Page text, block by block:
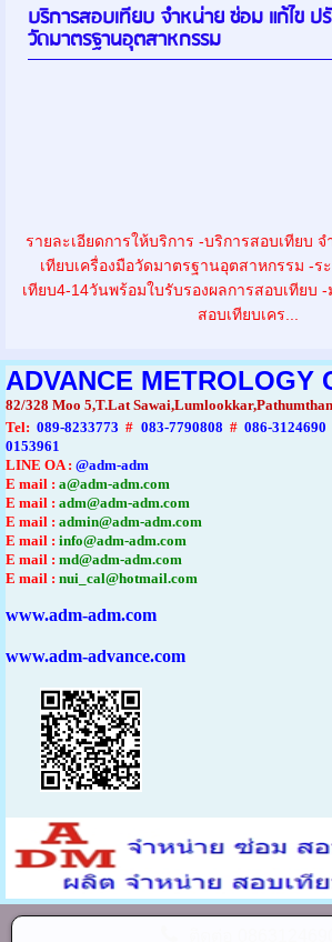
บริการสอบเทียบ จำหน่าย ซ่อม แก้ไข ป
วัดมาตรฐานอุตสาหกรรม
รายละเอียดการให้บริการ -บริการสอบเทียบ
เทียบเครื่องมือวัดมาตรฐานอุตสาหกรรม -ร
เทียบ4-14วันพร้อมใบรับรองผลการสอบเทียบ
สอบเทียบเคร...
ADVANCE METROLOGY
82/328 Moo 5,T.Lat
Tel: 089-8233773 # 083-7790808 #086-3124690
0153961
LINE OA : @adm-adm
E mail : a@adm-adm.com
E mail : adm@adm-adm.com
E mail : admin@adm-adm.com
E mail : info@adm-adm.com
E mail : md@adm-adm.com
E mail : nui_cal@hotmail.com
www.adm-adm.com
www.adm-advance.com